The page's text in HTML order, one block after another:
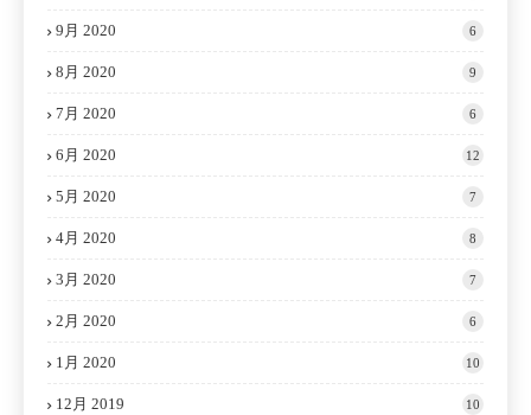
9月 2020 6
8月 2020 9
7月 2020 6
6月 2020 12
5月 2020 7
4月 2020 8
3月 2020 7
2月 2020 6
1月 2020 10
12月 2019 10